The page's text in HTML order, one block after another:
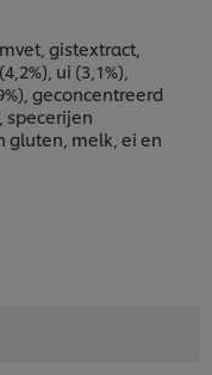
gistextract,
ui (3,1%),
geconcentreerd
specerijen
gluten, melk, ei en